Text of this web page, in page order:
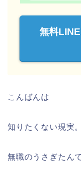
無料
こんばんは
知りたくない現実。
無職のうさぎたん